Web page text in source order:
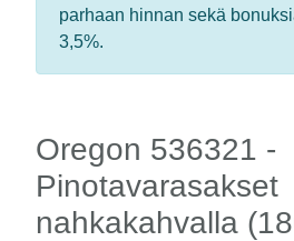
parhaan hinnan sekä
3,5%.
Oregon 536321 -
Pinotavarasakset
nahkakahvalla